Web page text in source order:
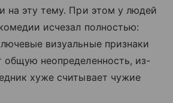
на эту тему. При этом у людей
исчезал полностью:
визуальные признаки
общую неопределенность, из-
хуже считывает чужие